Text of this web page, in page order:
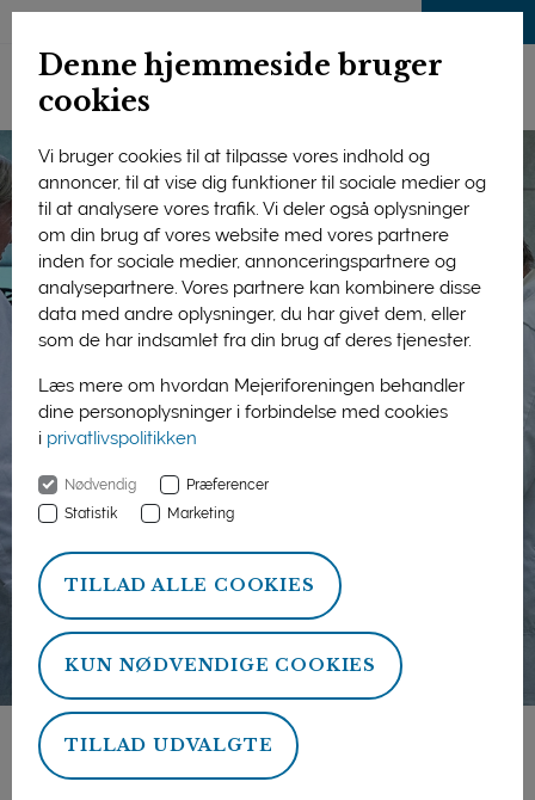
Denne hjemmeside bruger
cookies
Vi bruger cookies til at tilpasse vores indhold og
annoncer, til at vise dig funktioner til sociale medier og
til at analysere vores trafik. Vi deler også oplysninger
om din brug af vores website med vores partnere
inden for sociale medier, annonceringspartnere og
analysepartnere. Vores partnere kan kombinere disse
data med andre oplysninger, du har givet dem, eller
som de har indsamlet fra din brug af deres tjenester.
Læs mere om hvordan Mejeriforeningen behandler
dine personoplysninger i forbindelse med cookies
i privatlivspolitikken
Nødvendig
Præferencer
Statistik
Marketing
TILLAD ALLE COOKIES
KUN NØDVENDIGE COOKIES
TILLAD UDVALGTE
Mejeriforeningens